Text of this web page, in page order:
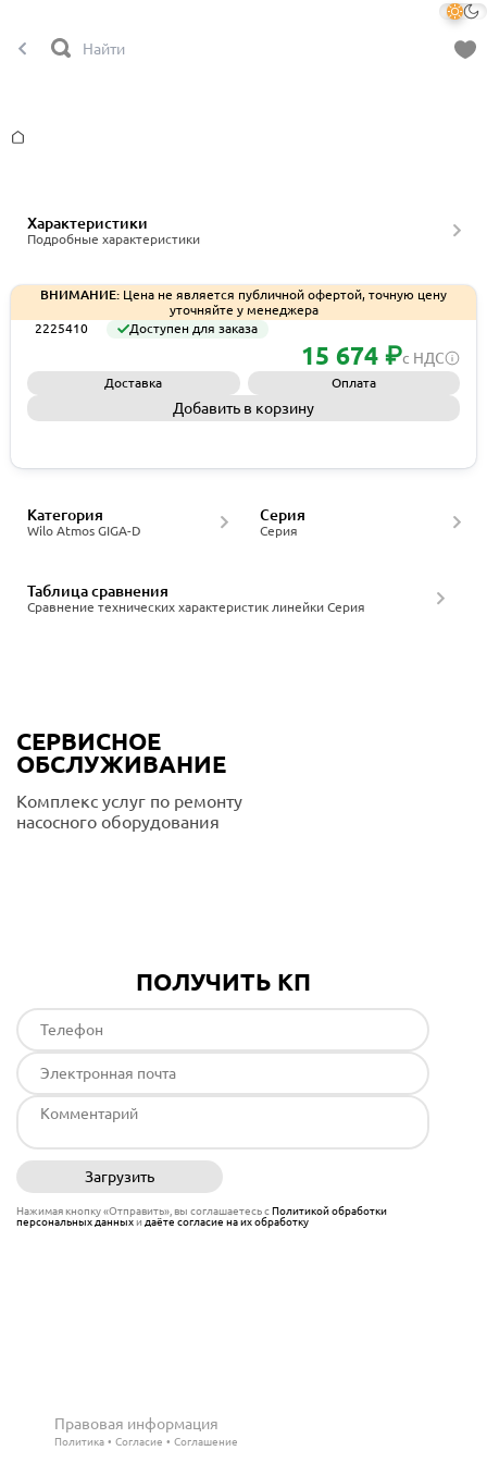
Характеристики
Подробные характеристики
ВНИМАНИЕ: Цена не является публичной офертой, точную цену
уточняйте у менеджера
2225410
Доступен для заказа
15 674 ₽с НДС
Доставка Оплата
Добавить в корзину
Wilo Atmos GIGA-D
Категория
Серия
Серия
Сравнение технических характеристик линейки Серия
Таблица сравнения
СЕРВИСНОЕ
ОБСЛУЖИВАНИЕ
Комплекс услуг по ремонту
насосного оборудования
ПОЛУЧИТЬ КП
Загрузить
Нажимая кнопку «Отправить», вы соглашаетесь сПолитикой обработки
персональных данныхи даёте согласие на их обработку
Правовая информация
Политика Согласие Соглашение